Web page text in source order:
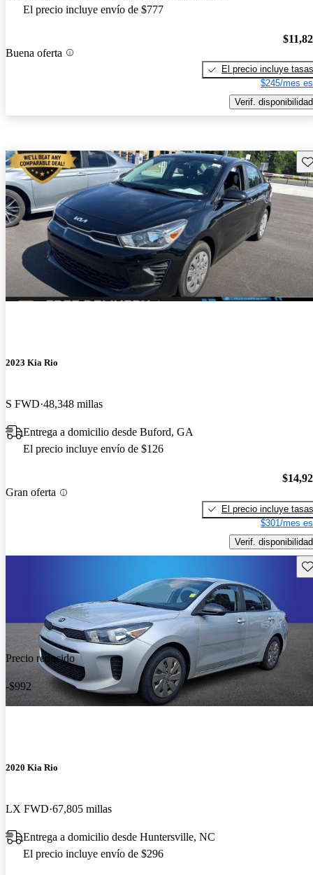
El precio incluye envío de $777
Buena oferta
El precio incluye tasas
$245/mes
Verif. disponibilidad
2023 Kia Rio
S FWD 48,348 millas
Entrega a domicilio desde Buford, GA
El precio incluye envío de $126
Gran oferta
El precio incluye tasas
$301/mes
Verif. disponibilidad
Precio reducido
-$992
2020 Kia Rio
LX FWD 67,805 millas
Entrega a domicilio desde Huntersville, NC
El precio incluye envío de $296